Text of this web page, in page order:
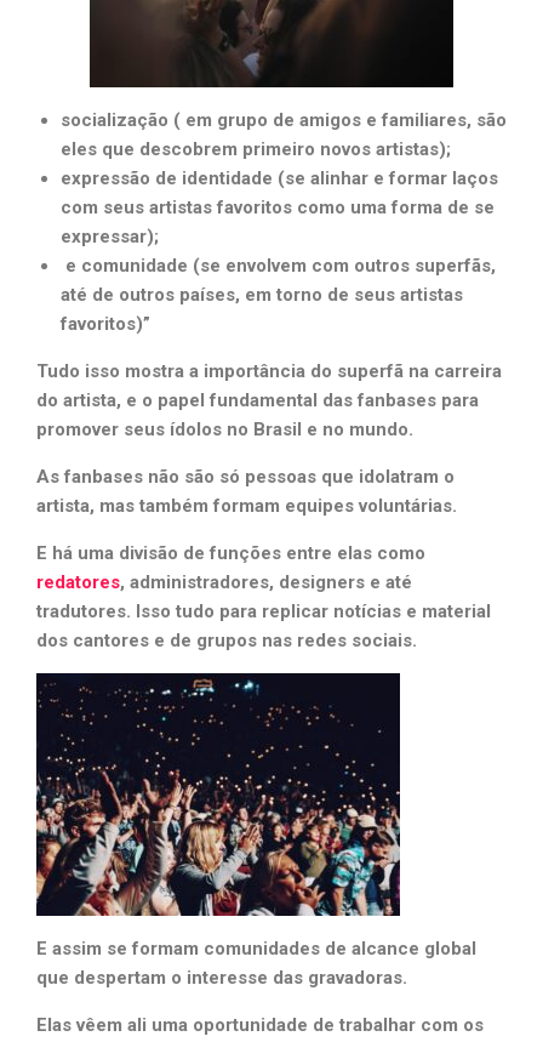
socialização ( em grupo de amigos e familiares, são
eles que descobrem primeiro novos artistas);
expressão de identidade (se alinhar e formar laços
com seus artistas favoritos como uma forma de se
expressar);
e comunidade (se envolvem com outros superfãs,
até de outros países, em torno de seus artistas
favoritos)”
Tudo isso mostra a importância do superfã na carreira
do artista, e o papel fundamental das fanbases para
promover seus ídolos no Brasil e no mundo.
As fanbases não são só pessoas que idolatram o
artista, mas também formam equipes voluntárias.
E há uma divisão de funções entre elas como
redatores, administradores, designers e até
tradutores. Isso tudo para replicar notícias e material
dos cantores e de grupos nas redes sociais.
E assim se formam comunidades de alcance global
que despertam o interesse das gravadoras.
Elas vêem ali uma oportunidade de trabalhar com os